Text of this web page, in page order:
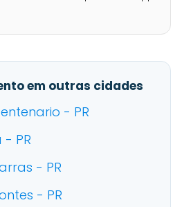
em outras cidades
- PR
PR
- PR
- PR